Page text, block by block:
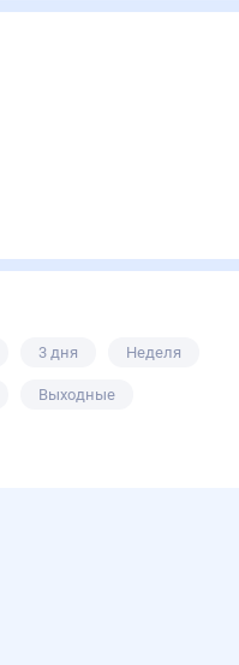
3 дня Неделя
Выходные